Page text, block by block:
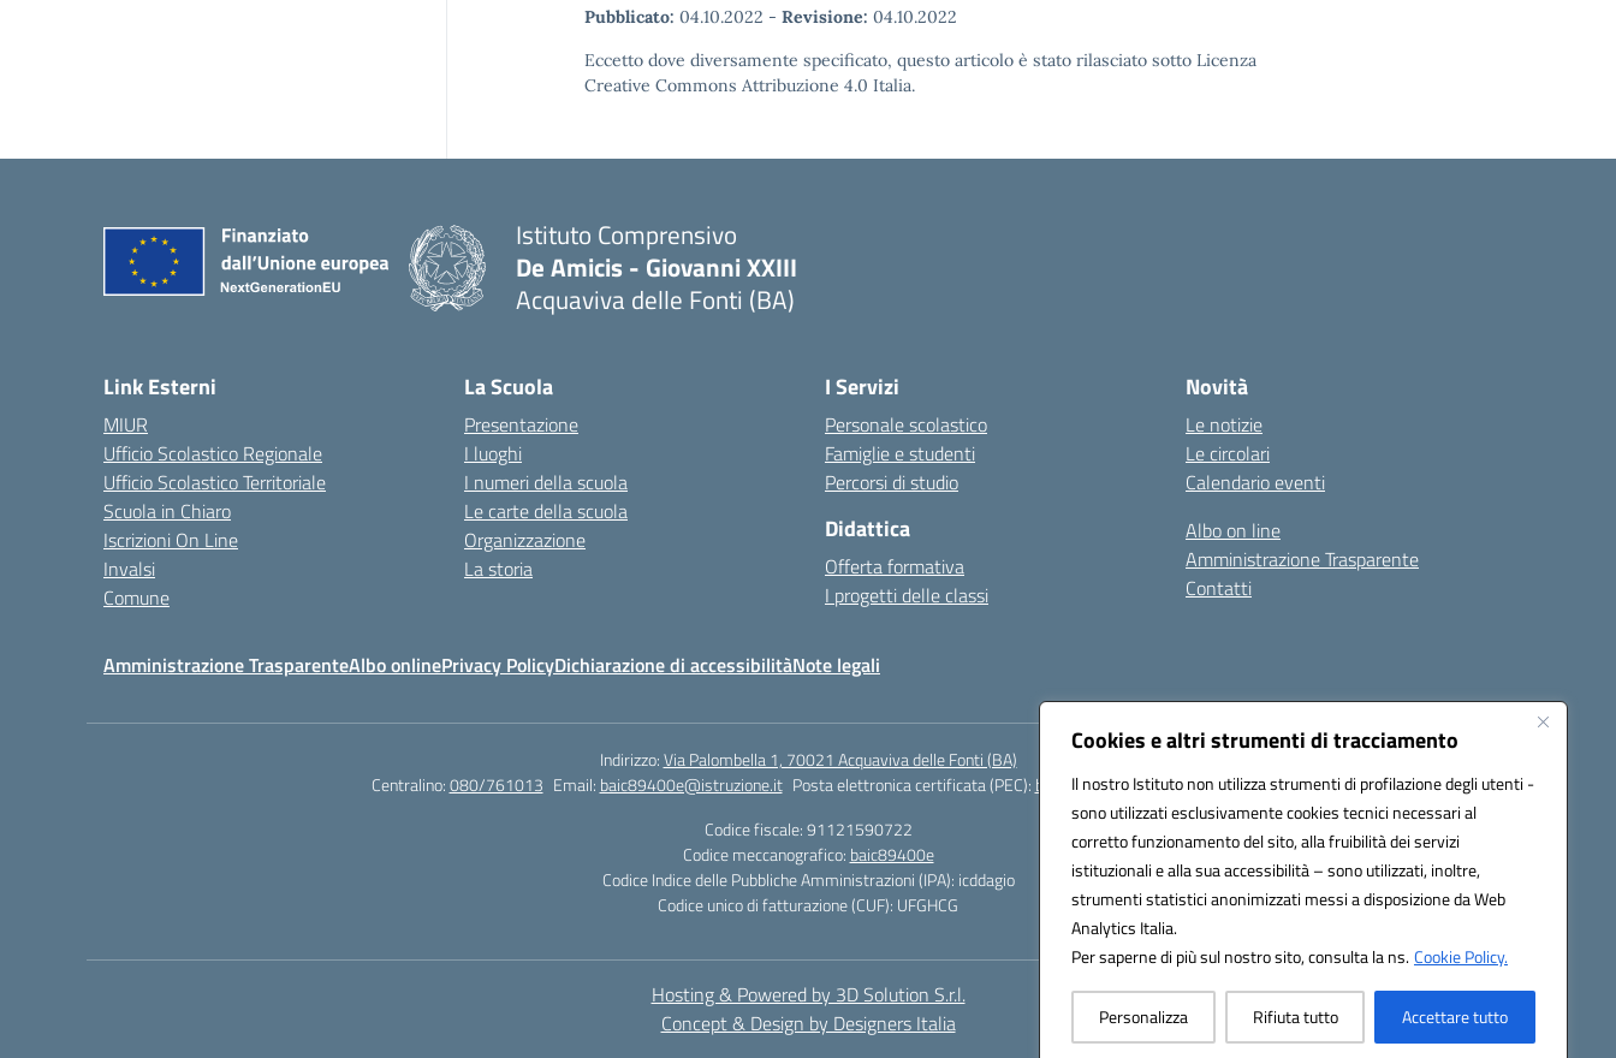
Cookies e altri strumenti di tracciamento
Il nostro Istituto non utilizza strumenti di profilazione degli utenti -
sono utilizzati esclusivamente cookies tecnici necessari al
corretto funzionamento del sito, alla fruibilità dei servizi
istituzionali e alla sua accessibilità – sono utilizzati, inoltre,
strumenti statistici anonimizzati messi a disposizione da Web
Analytics Italia.
Per saperne di più sul nostro sito, consulta la ns.Cookie Policy.
Personalizza Rifiuta tutto Accettare tutto
Pubblicato: 04.10.2022 - Revisione: 04.10.2022
Eccetto dove diversamente specificato, questo articolo è stato rilasciato sotto Licenza
Creative Commons Attribuzione 4.0 Italia.
Istituto Comprensivo
De Amicis - Giovanni XXIII
Acquaviva delle Fonti (BA)
Link Esterni
MIUR
Ufficio Scolastico Regionale
Ufficio Scolastico Territoriale
Scuola in Chiaro
Iscrizioni On Line
Invalsi
Comune
La Scuola
Presentazione
I luoghi
I numeri della scuola
Le carte della scuola
Organizzazione
La storia
I Servizi
Personale scolastico
Famiglie e studenti
Percorsi di studio
Didattica
Offerta formativa
I progetti delle classi
Novità
Le notizie
Le circolari
Calendario eventi
Albo on line
Amministrazione Trasparente
Contatti
Amministrazione TrasparenteAlbo onlinePrivacy PolicyDichiarazione di accessibilitàNote legali
Indirizzo:Via Palombella 1, 70021 Acquaviva delle Fonti (BA)
Centralino:080/761013 Email: baic89400e@istruzione.it Posta elettronica certificata (PEC): baic89400e@pec.istruzione.it
Codice fiscale: 91121590722
Codice meccanografico: baic89400e
Codice Indice delle Pubbliche Amministrazioni (IPA): icddagio
Codice unico di fatturazione (CUF): UFGHCG
Hosting & Powered by 3D Solution S.r.l.
Concept & Design by Designers Italia